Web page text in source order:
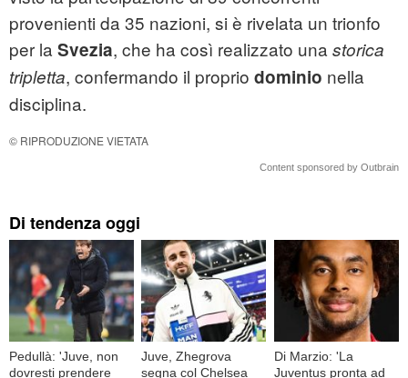
provenienti da 35 nazioni, si è rivelata un trionfo
per la Svezia, che ha così realizzato una storica
tripletta, confermando il proprio dominio nella
disciplina.
© RIPRODUZIONE VIETATA
Content sponsored by Outbrain
Di tendenza oggi
Pedullà: 'Juve, non
dovresti prendere
Juve, Zhegrova
segna col Chelsea
Di Marzio: 'La
Juventus pronta ad